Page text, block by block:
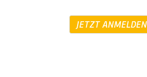
JETZT ANMELDEN